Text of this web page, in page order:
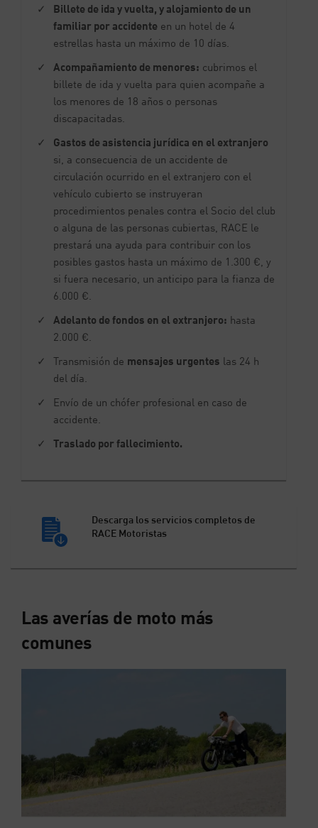
Billete de ida y vuelta, y alojamiento de un
familiar por accidente en un hotel de 4
estrellas hasta un máximo de 10 días.
Acompañamiento de menores: cubrimos el
billete de ida y vuelta para quien acompañe a
los menores de 18 años o personas
discapacitadas.
Gastos de asistencia jurídica en el extranjero
si, a consecuencia de un accidente de
circulación ocurrido en el extranjero con el
vehículo cubierto se instruyeran
procedimientos penales contra el Socio del club
o alguna de las personas cubiertas, RACE le
prestará una ayuda para contribuir con los
posibles gastos hasta un máximo de 1.300 €, y
si fuera necesario, un anticipo para la fianza de
6.000 €.
Adelanto de fondos en el extranjero: hasta
2.000 €.
Transmisión de mensajes urgentes las 24 h
del día.
Envío de un chófer profesional en caso de
accidente.
Traslado por fallecimiento.
Descarga los servicios completos de
RACE Motoristas
Las averías de moto más
comunes